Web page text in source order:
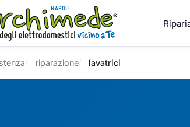
riparazione lavatrici